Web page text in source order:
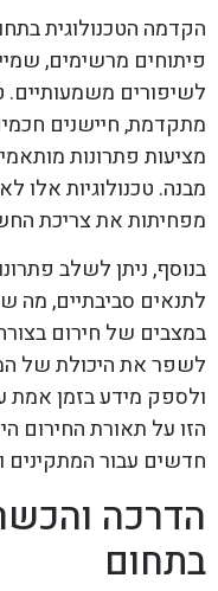
הקדמה הטכנולוגית
פיתוחים מרשימים,
מציעות פתרונות
מבנה. טכנולוגיות
מפחיתות את צריכת
בנוסף, ניתן לשלב
לתנאים סביבתיים,
במצבים של חירום
לשפר את היכולת של
ולספק מידע בזמן
הזו על תאורת החירום
חדשים עבור המתקינים
הדרכה
בתחום